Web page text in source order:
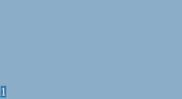
1